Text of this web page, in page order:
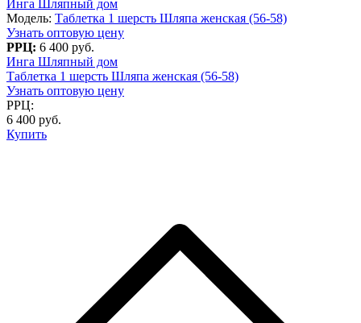
Инга Шляпный дом
Модель: Таблетка 1 шерсть Шляпа женская (56-58)
Узнать оптовую цену
РРЦ: 6 400 руб.
Инга Шляпный дом
Таблетка 1 шерсть Шляпа женская (56-58)
Узнать оптовую цену
РРЦ:
6 400 руб.
Купить